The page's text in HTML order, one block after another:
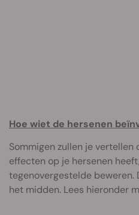
Hoe wiet de hersenen
Sommigen zullen je
effecten op je hersenen
tegenovergestelde beweren.
het midden. Lees hieronder